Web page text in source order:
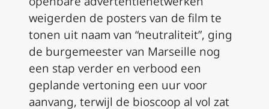
weigerden de posters van de film te
tonen uit naam van “neutraliteit”, ging
de burgemeester van Marseille nog
een stap verder en verbood een
geplande vertoning een uur voor
aanvang, terwijl de bioscoop al vol zat